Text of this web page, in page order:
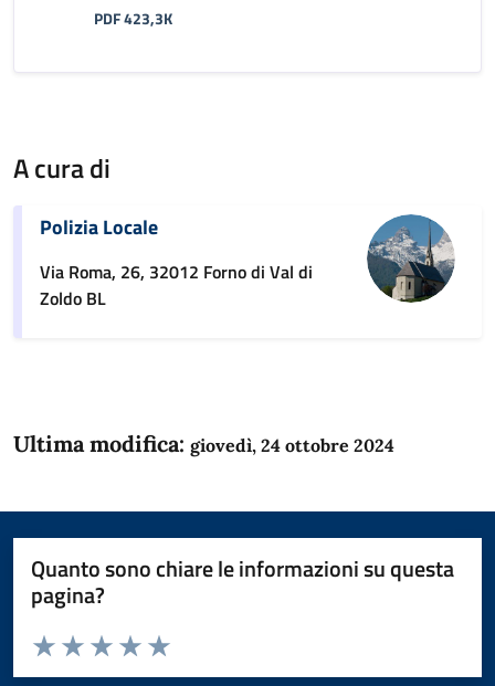
PDF 423,3K
A cura di
Polizia Locale
Via Roma, 26, 32012 Forno di Val di
Zoldo BL
Ultima modifica: giovedì, 24 ottobre 2024
Quanto sono chiare le informazioni su questa
pagina?
Domanda
Valuta da 1 a 5 stelle la pagina
Valuta 5 stelle su 5
Valuta 4 stelle su 5
Valuta 3 stelle su 5
Valuta 2 stelle su 5
Valuta 1 stelle su 5